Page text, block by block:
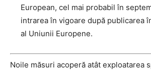
European, cel mai probabil în
intrarea în vigoare după publicarea
al Uniunii Europene.
Noile măsuri acoperă atât exploatarea